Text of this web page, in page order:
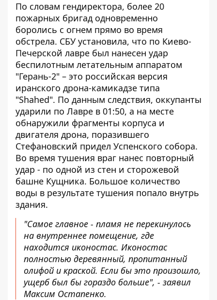
По словам гендиректора, более 20
пожарных бригад одновременно
боролись с огнем прямо во время
обстрела. СБУ установила, что по Киево-
Печерской лавре был нанесен удар
беспилотным летательным аппаратом
"Герань-2" – это российская версия
иранского дрона-камикадзе типа
"Shahed". По данным следствия, оккупанты
ударили по Лавре в 01:50, а на месте
обнаружили фрагменты корпуса и
двигателя дрона, поразившего
Стефановский придел Успенского собора.
Во время тушения враг нанес повторный
удар - по одной из стен и сторожевой
башне Кущника. Большое количество
воды в результате тушения попало внутрь
здания.
"Самое главное - пламя не перекинулось
на внутреннее помещение, где
находится иконостас. Иконостас
полностью деревянный, пропитанный
олифой и краской. Если бы это произошло,
ущерб был бы гораздо больше", - заявил
Максим Остапенко.